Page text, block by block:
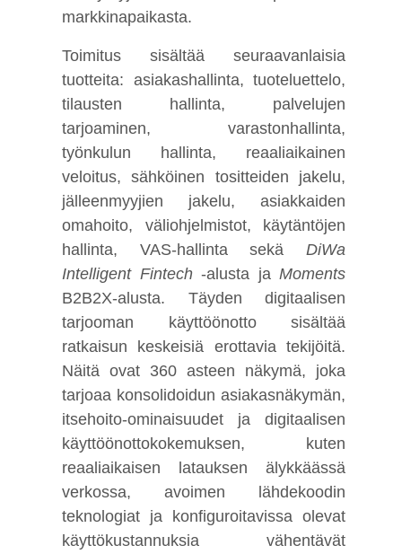
markkinapaikasta.
Toimitus sisältää seuraavanlaisia
tuotteita: asiakashallinta, tuoteluettelo,
tilausten hallinta, palvelujen
tarjoaminen, varastonhallinta,
työnkulun hallinta, reaaliaikainen
veloitus, sähköinen tositteiden jakelu,
jälleenmyyjien jakelu, asiakkaiden
omahoito, väliohjelmistot, käytäntöjen
hallinta, VAS-hallinta sekäDiWa
Intelligent Fintech-alusta jaMoments
B2B2X-alusta. Täyden digitaalisen
tarjooman käyttöönotto sisältää
ratkaisun keskeisiä erottavia tekijöitä.
Näitä ovat 360 asteen näkymä, joka
tarjoaa konsolidoidun asiakasnäkymän,
itsehoito-ominaisuudet ja digitaalisen
käyttöönottokokemuksen, kuten
reaaliaikaisen latauksen älykkäässä
verkossa, avoimen lähdekoodin
teknologiat ja konfiguroitavissa olevat
käyttökustannuksia vähentävät